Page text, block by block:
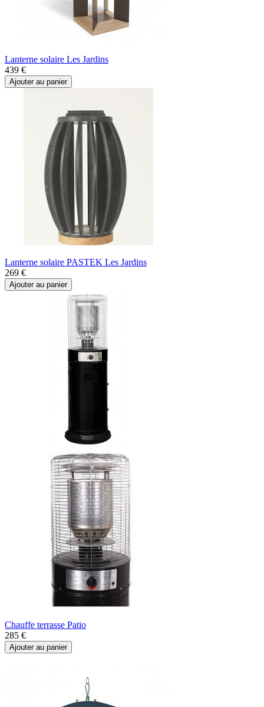
Lanterne solaire Les Jardins
439 €
Ajouter au panier
Lanterne solaire PASTEK Les Jardins
269 €
Ajouter au panier
Chauffe terrasse Patio
285 €
Ajouter au panier